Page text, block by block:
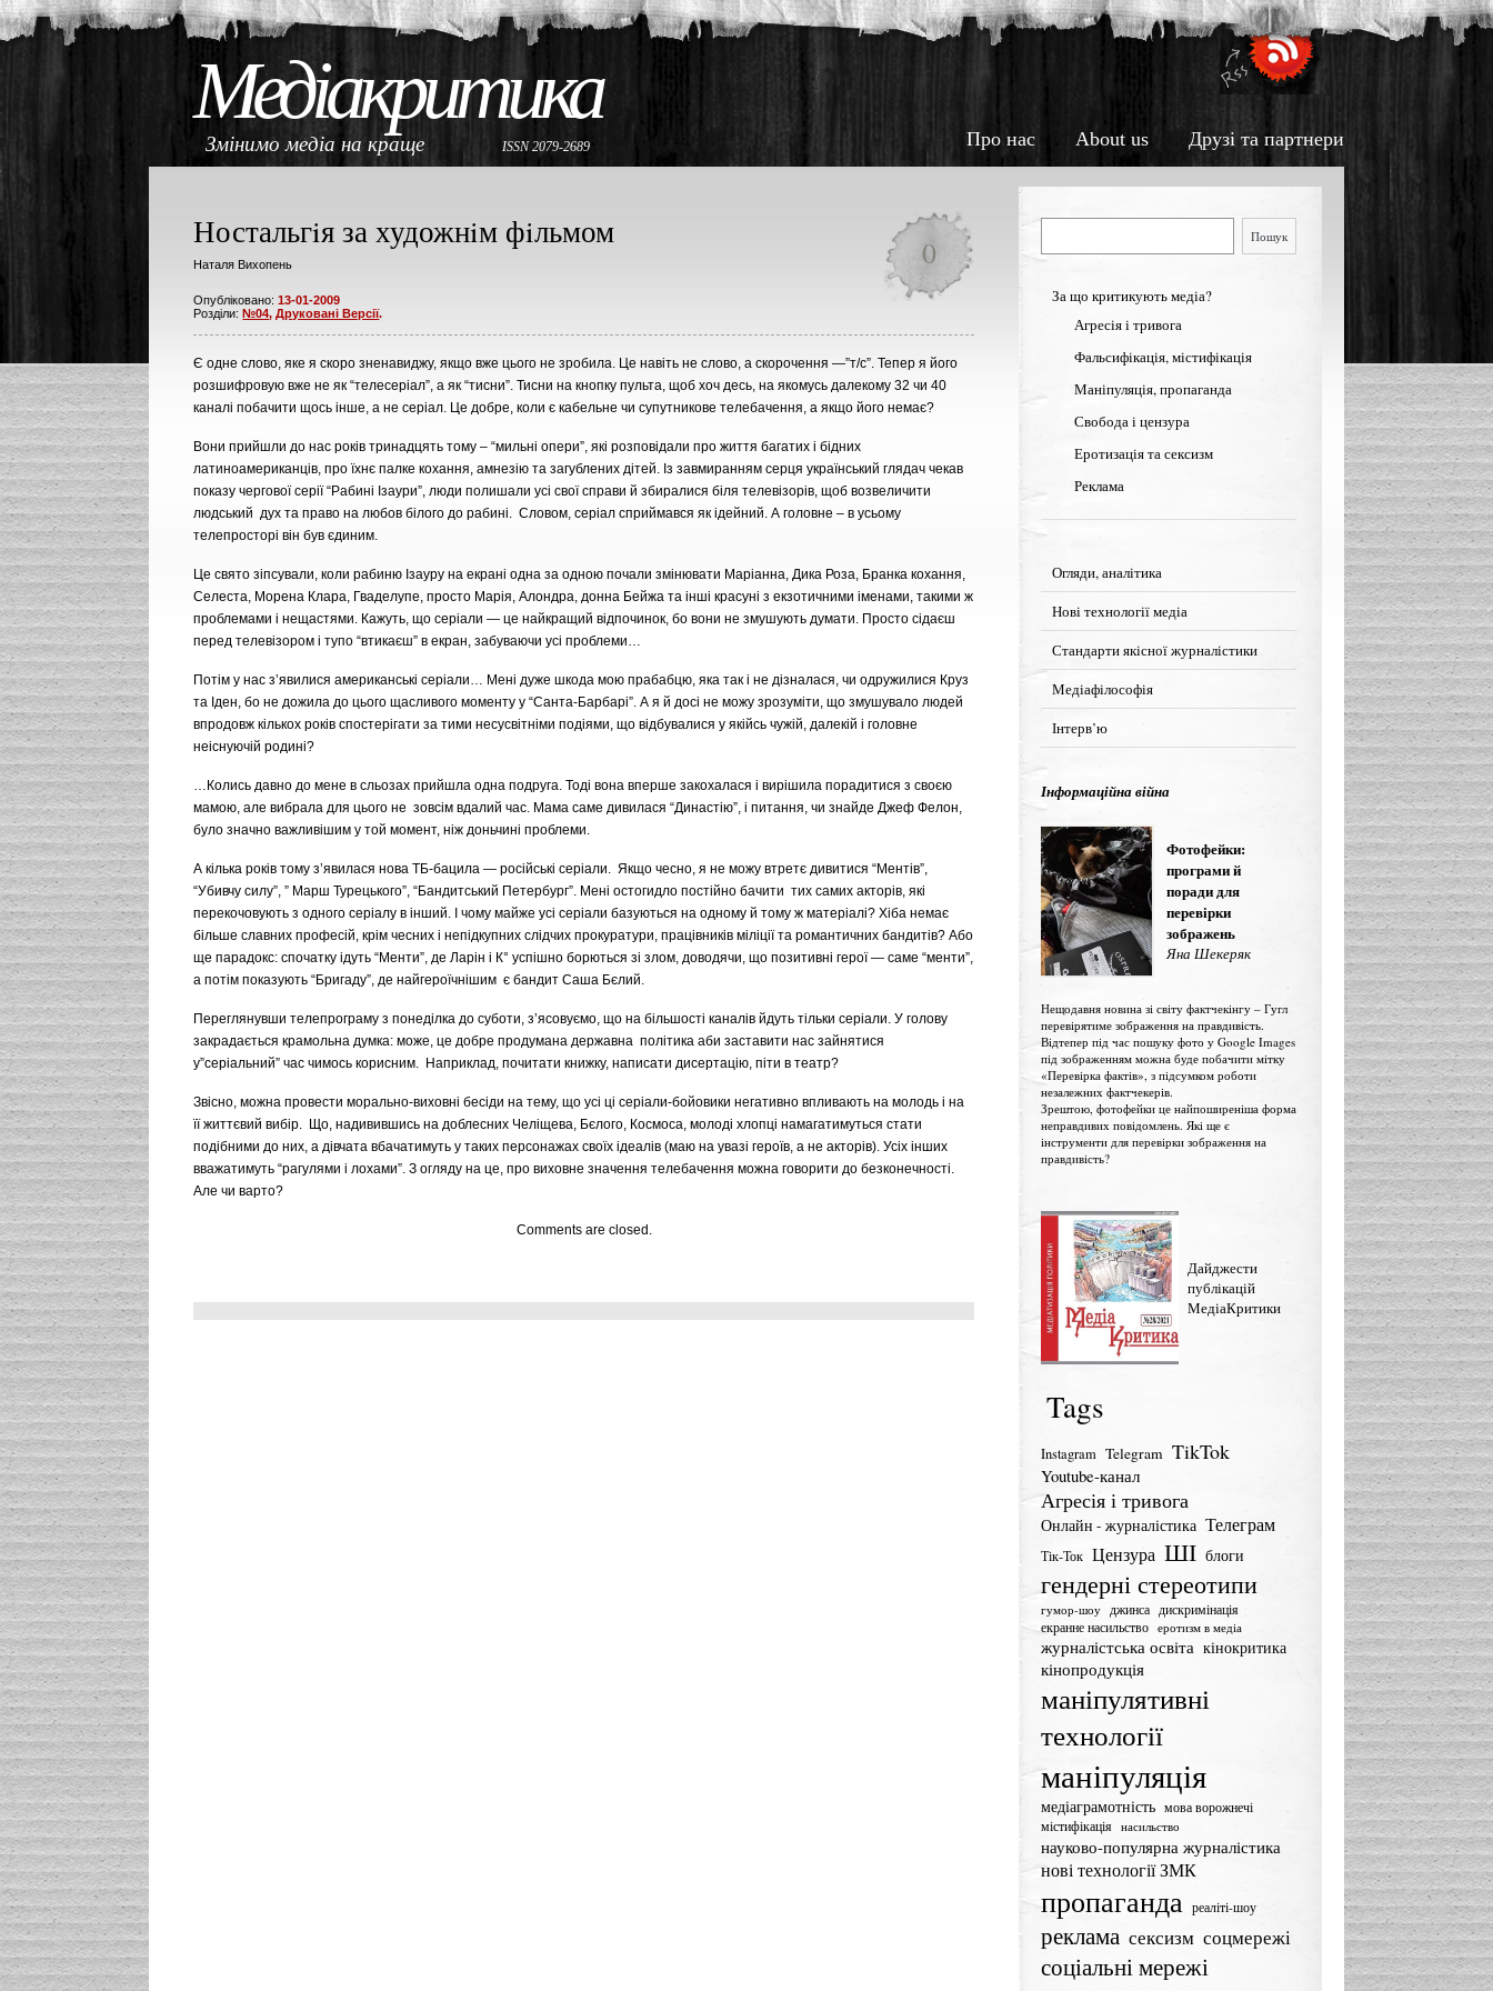
Медіакритика
Змінимо медіа на краще ISSN 2079-2689 Про нас About us Друзі та партнери
Ностальгiя за художнiм фiльмом
Наталя Вихопень
Опубліковано:13-01-2009
Розділи:№04,Друковані Версії.
0
Є одне слово, яке я скоро зненавиджу, якщо вже цього не зробила. Це навiть не слово, а скорочення —”т/c”. Тепер я його
розшифровую вже не як “телесерiал”, а як “тисни”. Тисни на кнопку пульта, щоб хоч десь, на якомусь далекому 32 чи 40
каналi побачити щось iнше, а не серiал. Це добре, коли є кабельне чи супутникове телебачення, а якщо його немає?
Вони прийшли до нас рокiв тринадцять тому – “мильнi опери”, якi розповiдали про життя багатих i бiдних
латиноамериканцiв, про їхнє палке кохання, амнезiю та загублених дiтей. Із завмиранням серця український глядач чекав
показу чергової серії “Рабині Iзаури”, люди полишали усi свої справи й збиралися бiля телевiзорiв, щоб возвеличити
людський дух та право на любов бiлого до рабинi. Словом, серiал сприймався як iдейний. А головне – в усьому
телепросторі вiн був єдиним.
Це свято зiпсували, коли рабиню Iзауру на екранi одна за одною почали змiнювати Марiанна, Дика Роза, Бранка кохання,
Селеста, Морена Клара, Гваделупе, просто Марiя, Алондра, донна Бейжа та iншi красунi з екзотичними iменами, такими ж
проблемами i нещастями. Кажуть, що серiали — це найкращий вiдпочинок, бо вони не змушують думати. Просто сiдаєш
перед телевiзором i тупо “втикаєш” в екран, забуваючи усі проблеми…
Потiм у нас з’явилися американськi серiали… Менi дуже шкода мою прабабцю, яка так i не дiзналася, чи одружилися Круз
та Iден, бо не дожила до цього щасливого моменту у “Санта-Барбарi”. А я й досi не можу зрозумiти, що змушувало людей
впродовж кiлькох рокiв спостерiгати за тими несусвiтнiми подіями, що вiдбувалися у якiйсь чужiй, далекiй i головне
неiснуючiй родинi?
…Колись давно до мене в сльозах прийшла одна подруга. Тодi вона вперше закохалася i вирiшила порадитися з своєю
мамою, але вибрала для цього не зовсiм вдалий час. Мама саме дивилася “Династiю”, i питання, чи знайде Джеф Фелон,
було значно важливiшим у той момент, нiж доньчині проблеми.
А кiлька рокiв тому з’явилася нова ТБ-бацила — росiйськi серiали. Якщо чесно, я не можу втретє дивитися “Ментiв”,
“Убивчу силу”, ” Марш Турецького”, “Бандитський Петербург”. Менi остогидло постiйно бачити тих самих акторiв, якi
перекочовують з одного серiалу в iнший. I чому майже усi серiали базуються на одному й тому ж матерiалi? Хiба немає
бiльше славних професiй, крiм чесних i непiдкупних слiдчих прокуратури, працiвникiв мiлiцiї та романтичних бандитів? Або
ще парадокс: спочатку iдуть “Менти”, де Ларiн i К° успiшно борються зi злом, доводячи, що позитивнi герої — саме “менти”,
а потiм показують “Бригаду”, де найгероїчнішим є бандит Саша Бєлий.
Переглянувши телепрограму з понеділка до суботи, з’ясовуємо, що на бiльшостi каналiв йдуть тільки серiали. У голову
закрадається крамольна думка: може, це добре продумана державна полiтика аби заставити нас зайнятися
у”серiальний” час чимось корисним. Наприклад, почитати книжку, написати дисертацiю, піти в театр?
Звiсно, можна провести морально-виховнi бесiди на тему, що усi цi серiали-бойовики негативно впливають на молодь i на
її життєвий вибiр. Що, надивившись на доблесних Челiщева, Бєлого, Космоса, молодi хлопцi намагатимуться стати
подібними до них, а дiвчата вбачатимуть у таких персонажах своїх iдеалiв (маю на увазi героїв, а не акторiв). Усiх iнших
вважатимуть “рагулями i лохами”. З огляду на це, про виховне значення телебачення можна говорити до безконечностi.
Але чи варто?
Comments are closed.
Пошук
За що критикують медіа?
Агресія і тривога
Фальсифікація, містифікація
Маніпуляція, пропаганда
Свобода і цензура
Еротизація та сексизм
Реклама
Огляди, аналітика
Нові технології медіа
Стандарти якісної журналістики
Медіафілософія
Інтерв’ю
Інформаційна війна
Фотофейки:
програми й
поради для
перевірки
зображень
Яна Шекеряк
Нещодавня новина зі світу фактчекінгу – Гугл
перевірятиме зображення на правдивість.
Відтепер під час пошуку фото у Google Images
під зображенням можна буде побачити мітку
«Перевірка фактів», з підсумком роботи
незалежних фактчекерів.
Зрештою, фотофейки це найпоширеніша форма
неправдивих повідомлень. Які ще є
інструменти для перевірки зображення на
правдивість?
Дайджести
публікацій
МедіаКритики
Tags
Instagram Telegram TikTok
Youtube-канал
Агресія і тривога
Онлайн - журналістика Телеграм
Тік-Ток Цензура ШІ блоги
гендерні стереотипи
гумор-шоу джинса
дискримінація
екранне насильство
еротизм в медіа
журналістська освіта кінокритика
кінопродукція
маніпулятивні
технології
маніпуляція
медіаграмотність мова ворожнечі
містифікація насильство
науково-популярна журналістика
нові технології ЗМК
пропаганда реаліті-шоу
реклама сексизм соцмережі
соціальні мережі